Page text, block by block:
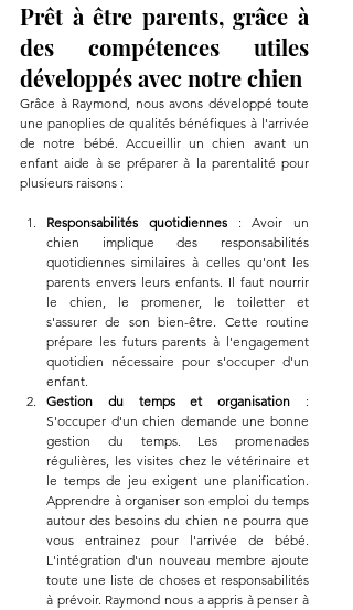
Prêt à être parents, grâce à
des compétences utiles
développés avec notre chien
Grâce à Raymond, nous avons développé toute
une panoplies de qualités bénéfiques à l'arrivée
de notre bébé. Accueillir un chien avant un
enfant aide à se préparer à la parentalité pour
plusieurs raisons :
Responsabilités quotidiennes : Avoir un
chien implique des responsabilités
quotidiennes similaires à celles qu'ont les
parents envers leurs enfants. Il faut nourrir
le chien, le promener, le toiletter et
s'assurer de son bien-être. Cette routine
prépare les futurs parents à l'engagement
quotidien nécessaire pour s'occuper d'un
enfant.
Gestion du temps et organisation :
S'occuper d'un chien demande une bonne
gestion du temps. Les promenades
régulières, les visites chez le vétérinaire et
le temps de jeu exigent une planification.
Apprendre à organiser son emploi du temps
autour des besoins du chien ne pourra que
vous entrainez pour l'arrivée de bébé.
L'intégration d'un nouveau membre ajoute
toute une liste de choses et responsabilités
à prévoir. Raymond nous a appris à penser à